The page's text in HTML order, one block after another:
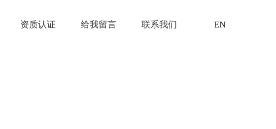
资质认证 给我留言 联系我们 EN